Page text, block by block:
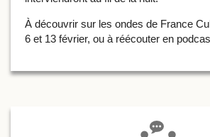
À découvrir sur les ondes de France
6 et 13 février, ou à réécouter en